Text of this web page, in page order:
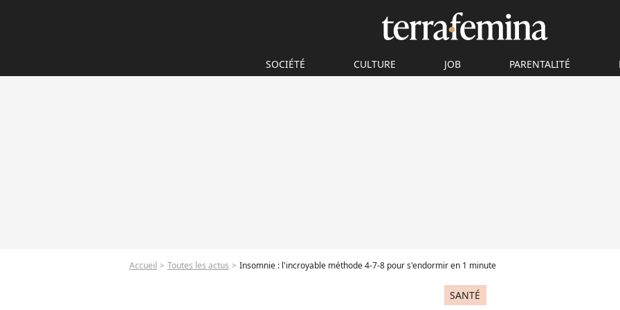
SOCIÉTÉ CULTURE JOB PARENTALITÉ
Accueil Toutes les actus Insomnie : l'incroyable méthode 4-7-8 pour s'endormir en 1 minute
SANTÉ